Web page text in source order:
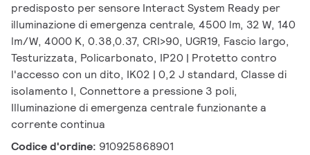
predisposto per sensore Interact System Ready per
illuminazione di emergenza centrale, 4500 lm, 32 W, 140
lm/W, 4000 K, 0.38,0.37, CRI>90, UGR19, Fascio largo,
Testurizzata, Policarbonato, IP20 | Protetto contro
l'accesso con un dito, IK02 | 0,2 J standard, Classe di
isolamento I, Connettore a pressione 3 poli,
Illuminazione di emergenza centrale funzionante a
corrente continua
Codice d'ordine: 910925868901